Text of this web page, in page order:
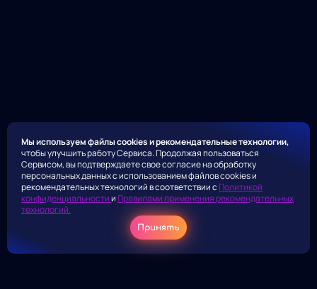
Мы используем файлы cookies и рекомендательные технологии,
чтобы улучшить работу Сервиса. Продолжая пользоваться
Сервисом, вы подтверждаете свое согласие на обработку
персональных данных с использованием файлов cookies и
рекомендательных технологий в соответствии с Политикой
конфиденциальностии Правилами применения рекомендательных
технологий.
Принять